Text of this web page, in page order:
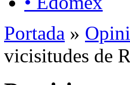
Portada »
vicisitudes de